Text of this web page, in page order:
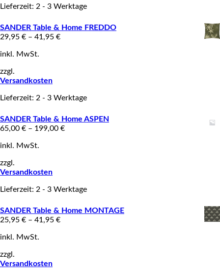
Lieferzeit: 2 - 3 Werktage
SANDER Table & Home FREDDO
29,95 € – 41,95 €
inkl. MwSt.
zzgl.
Versandkosten
Lieferzeit: 2 - 3 Werktage
SANDER Table & Home ASPEN
65,00 € – 199,00 €
inkl. MwSt.
zzgl.
Versandkosten
Lieferzeit: 2 - 3 Werktage
SANDER Table & Home MONTAGE
25,95 € – 41,95 €
inkl. MwSt.
zzgl.
Versandkosten